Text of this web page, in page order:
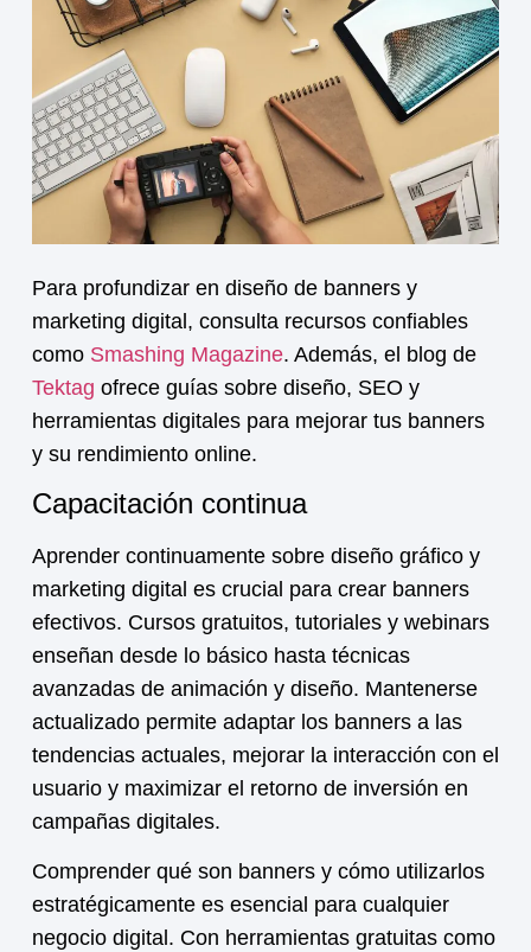
Para profundizar en diseño de banners y
marketing digital, consulta recursos confiables
como Smashing Magazine. Además, el blog de
Tektag ofrece guías sobre diseño, SEO y
herramientas digitales para mejorar tus banners
y su rendimiento online.
Capacitación continua
Aprender continuamente sobre diseño gráfico y
marketing digital es crucial para crear banners
efectivos. Cursos gratuitos, tutoriales y webinars
enseñan desde lo básico hasta técnicas
avanzadas de animación y diseño. Mantenerse
actualizado permite adaptar los banners a las
tendencias actuales, mejorar la interacción con el
usuario y maximizar el retorno de inversión en
campañas digitales.
Comprender qué son bannersy cómo utilizarlos
estratégicamente es esencial para cualquier
negocio digital. Con herramientas gratuitas como